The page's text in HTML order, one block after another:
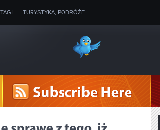
TAGI TURYSTYKA, PODRÓŻE